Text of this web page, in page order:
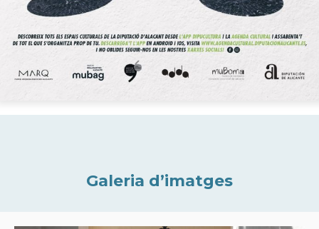
Galeria d’imatges